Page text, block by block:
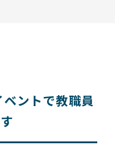
ントで教職員